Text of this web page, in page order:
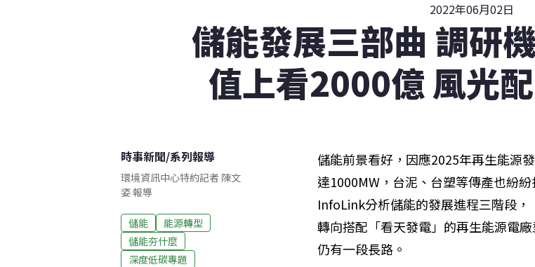
2022年06月02日
儲能發展三部曲 調研
值上看2000億 風光
時事新聞/系列報導
環境資訊中心特約記者 陳文
姿 報導
儲能
能源轉型
儲能夯什麼
深度低碳專題
儲能前景看好，因應2025年再生能源
達1000MW，台泥、台塑等傳產也紛
InfoLink分析儲能的發展進程三階段
轉向搭配「看天發電」的再生能源電
仍有一段長路。